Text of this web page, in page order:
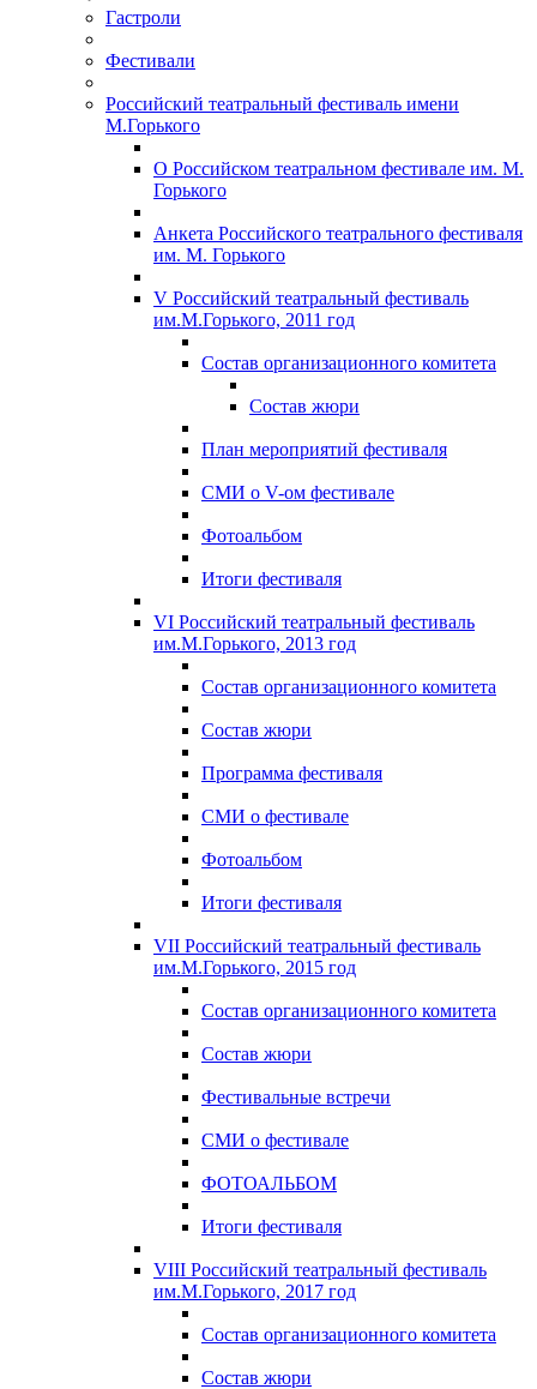
Гастроли
Фестивали
Российский театральный фестиваль имени
М.Горького
О Российском театральном фестивале им. М.
Горького
Анкета Российского театрального фестиваля
им. М. Горького
V Российский театральный фестиваль
им.М.Горького, 2011 год
Состав организационного комитета
Состав жюри
План мероприятий фестиваля
СМИ о V-ом фестивале
Фотоальбом
Итоги фестиваля
VI Российский театральный фестиваль
им.М.Горького, 2013 год
Состав организационного комитета
Состав жюри
Программа фестиваля
СМИ о фестивале
Фотоальбом
Итоги фестиваля
VII Российский театральный фестиваль
им.М.Горького, 2015 год
Состав организационного комитета
Состав жюри
Фестивальные встречи
СМИ о фестивале
ФОТОАЛЬБОМ
Итоги фестиваля
VIII Российский театральный фестиваль
им.М.Горького, 2017 год
Состав организационного комитета
Состав жюри